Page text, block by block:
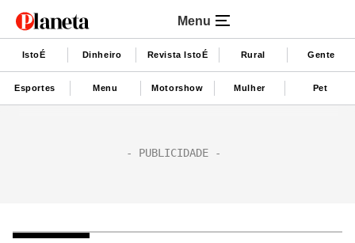
Menu
IstoÉ Dinheiro Revista IstoÉ Rural Gente
Esportes Menu Motorshow Mulher Pet